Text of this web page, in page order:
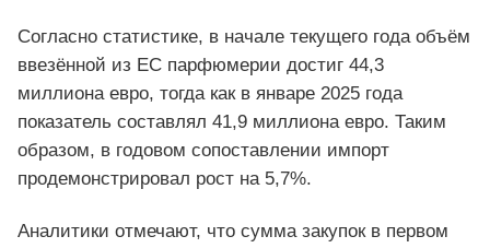
Согласно статистике, в начале текущего года объём
ввезённой из ЕС парфюмерии достиг 44,3
миллиона евро, тогда как в январе 2025 года
показатель составлял 41,9 миллиона евро. Таким
образом, в годовом сопоставлении импорт
продемонстрировал рост на 5,7%.
Аналитики отмечают, что сумма закупок в первом